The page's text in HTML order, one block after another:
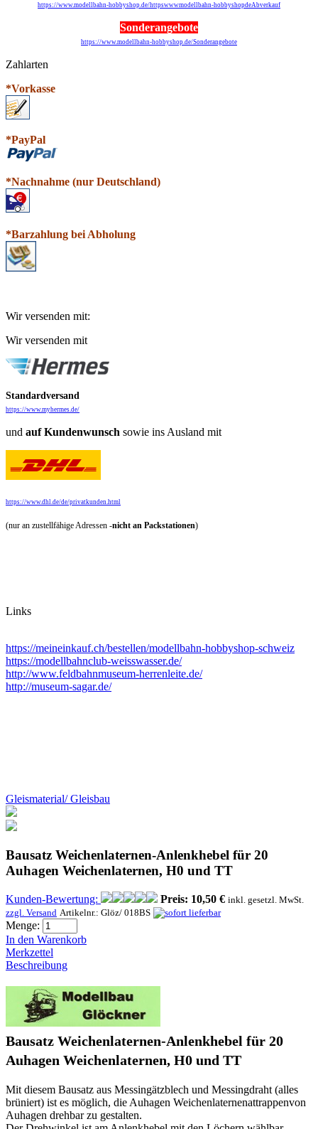
https://www.modellbahn-hobbyshop.de/httpswwwmodellbahn-hobbyshopdeAbverkauf
Sonderangebote
https://www.modellbahn-hobbyshop.de/Sonderangebote
Zahlarten
*Vorkasse
*PayPal
*Nachnahme (nur Deutschland)
*Barzahlung bei Abholung
Wir versenden mit:
Wir versenden mit
Standardversand
https://www.myhermes.de/
und auf Kundenwunsch sowie ins Ausland mit
https://www.dhl.de/de/privatkunden.html
(nur an zustellfähige Adressen -nicht an Packstationen)
Links
https://meineinkauf.ch/bestellen/modellbahn-hobbyshop-schweiz
https://modellbahnclub-weisswasser.de/
http://www.feldbahnmuseum-herrenleite.de/
http://museum-sagar.de/
Gleismaterial/ Gleisbau
Bausatz Weichenlaternen-Anlenkhebel für 20
Auhagen Weichenlaternen, H0 und TT
Kunden-Bewertung: Preis: 10,50 € inkl. gesetzl. MwSt.
zzgl. Versand Artikelnr.: Glöz/ 018BS
Menge:
In den Warenkorb
Merkzettel
Beschreibung
Bausatz Weichenlaternen-Anlenkhebel für 20
Auhagen Weichenlaternen, H0 und TT
Mit diesem Bausatz aus Messingätzblech und Messingdraht (alles
brüniert) ist es möglich, die Auhagen Weichenlaternenattrappenvon
Auhagen drehbar zu gestalten.